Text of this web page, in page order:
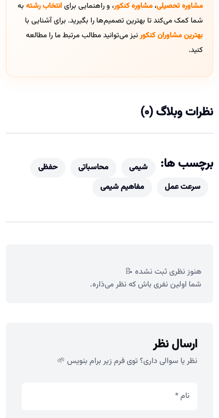
مشاوره تحصیلی، مشاوره کنکور، و راهنمایی برایانتخاب رشته به
شما کمک می‌کند تا بهترین تصمیم‌ها را بگیرید. برای آشنایی با
بهترین مشاوران کنکورنیز می‌توانید مطالب مرتبط ما را مطالعه
کنید.
نظرات وبلاگ (0)
برچسب ها: شیمی محاسباتی
حفظی
سرعت عمل
مفاهیم شیمی
هنوز نظری ثبت نشده 📝
شما اولین نفری باش که نظر می‌ذاره.
ارسال نظر
نظر یا سوالی داری؟ توی فرم زیر برام بنویس 🌱